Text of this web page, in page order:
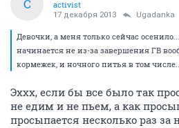
С
activist
17 декабря 2013 Ugadanka
Девочки, а меня только сейчас
начинается не из-за завершения ГВ
кормежек, и ночного питья в том числе...
Эххх, если бы все было так
не едим и не пьем, а как
просыпается несколько раз за